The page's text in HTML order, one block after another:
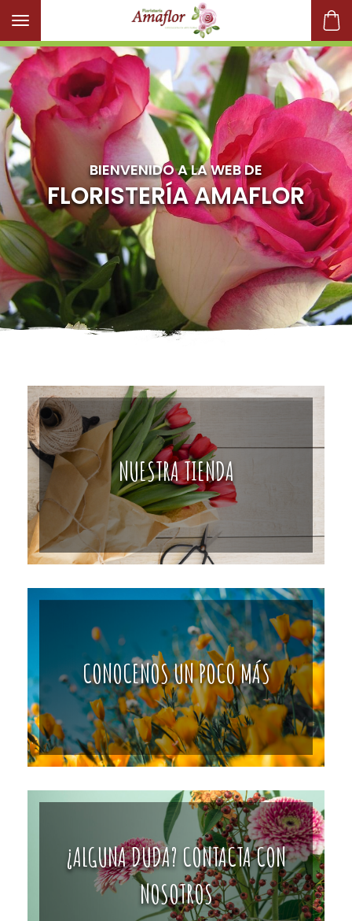
Toggle navigation
BIENVENIDO A LA WEB DE
FLORISTERÍA AMAFLOR
NUESTRA TIENDA
CONOCENOS UN POCO MÁS
¿ALGUNA DUDA? CONTACTA CON
NOSOTROS